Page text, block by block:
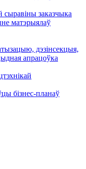
сыравіны заказчыка
матэрыялаў
дэзiнсекцыя,
апрацоўка
бізнес-планаў